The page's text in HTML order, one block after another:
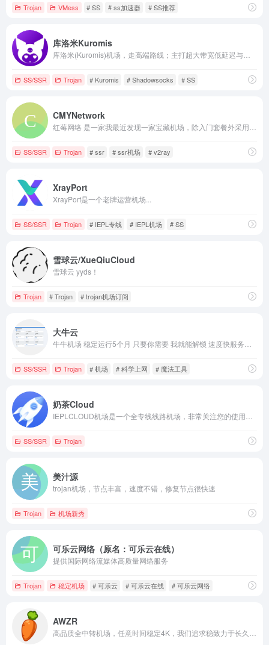
Trojan VMess # SS # ss加速器 # SS推荐
库洛米Kuromis
SS/SSR Trojan # Kuromis # Shadowsocks # SS
CMYNetwork
SS/SSR Trojan # ssr # ssr机场 # v2ray
XrayPort
XrayPort是一个老牌运营机场...
SS/SSR Trojan # IEPL专线 # IEPL机场 # SS
雪球云/XueQiuCloud
雪球云 yyds！
Trojan # Trojan # trojan机场订阅
大牛云
SS/SSR Trojan # 机场 # 科学上网 # 魔法工具
奶茶Cloud
SS/SSR Trojan
美汁源
trojan机场，节点丰富，速度不错，修复节点很快速
Trojan 机场新秀
可乐云网络（原名：可乐云在线）
提供国际网络流媒体高质量网络服务
Trojan 稳定机场 # 可乐云 # 可乐云在线 # 可乐云网络
AWZR